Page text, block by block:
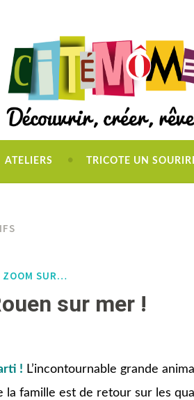
ATELIERS TRICOTE UN
ZOOM SUR…
sur mer !
! L’incontournable grande
la famille est de retour sur les